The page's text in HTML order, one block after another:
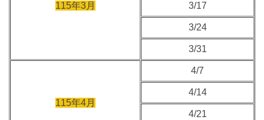
115年3月 3/17
3/24
3/31
115年4月
4/7
4/14
4/21